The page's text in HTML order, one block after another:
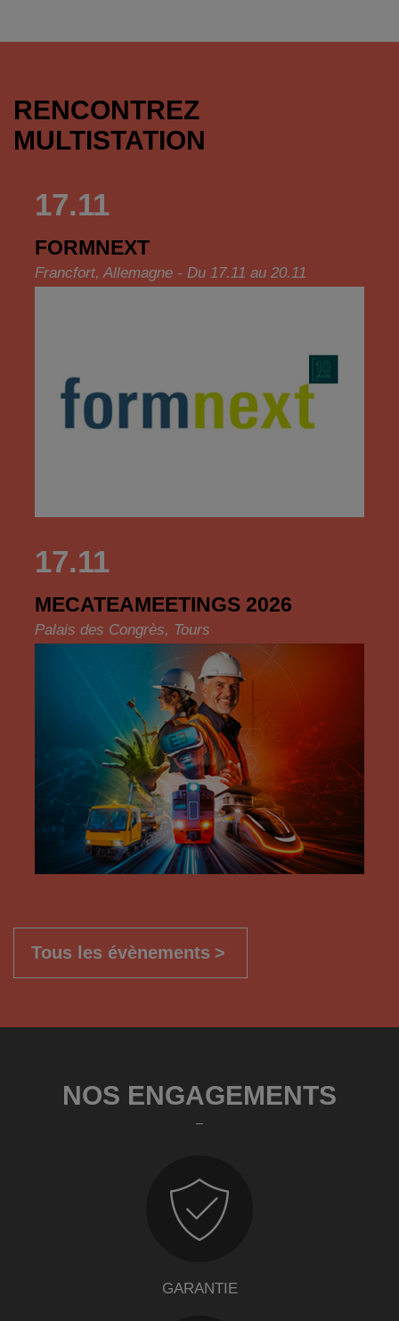
RENCONTREZ
MULTISTATION
17.11
FORMNEXT
Francfort, Allemagne - Du 17.11 au 20.11
17.11
MECATEAMEETINGS 2026
Palais des Congrès, Tours
Tous les évènements
NOS ENGAGEMENTS
GARANTIE